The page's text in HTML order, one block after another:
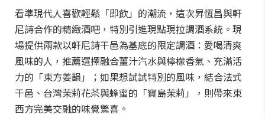
看準現代人喜歡輕鬆「即飲」的潮流，這次昇恆昌與軒
尼詩合作的精緻酒吧，特別引進現點現拉調酒系統。現
場提供兩款以軒尼詩干邑為基底的限定調酒：愛喝清爽
風味的人，推薦選擇融合薑汁汽水與檸檬香氣、充滿活
力的「東方姜韻」；如果想試試特別的風味，結合法式
干邑、台灣茉莉花茶與蜂蜜的「寶島茉莉」，則帶來東
西方完美交融的味覺驚喜。